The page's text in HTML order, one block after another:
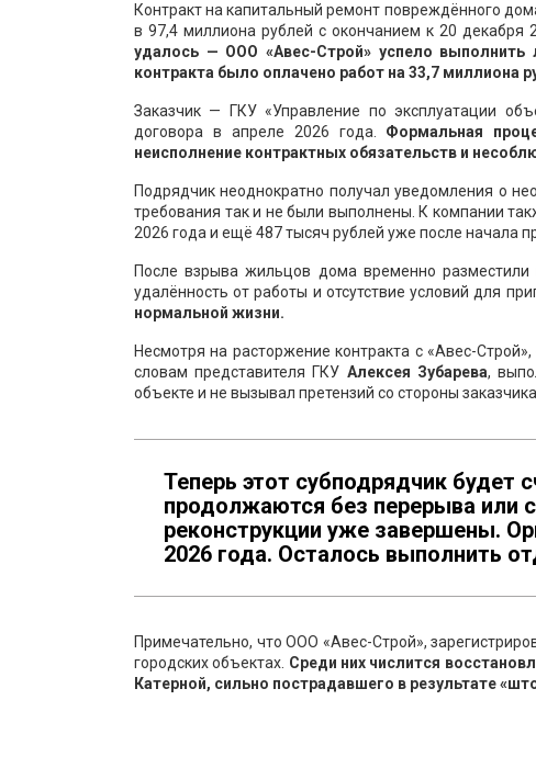
Контракт на капитальный ремонт повреждённого
в 97,4 миллиона рублей с окончанием к 20 декабря
удалось — ООО «Авес-Строй» успело
контракта было оплачено работ на 33,7 миллиона
Заказчик — ГКУ «Управление по эксплуатации
договора в апреле 2026 года. Формальная
неисполнение контрактных обязательств и
Подрядчик неоднократно получал уведомления о
требования так и не были выполнены. К компании
2026 года и ещё 487 тысяч рублей уже после начала
После взрыва жильцов дома временно разместили
удалённость от работы и отсутствие условий для
нормальной жизни.
Несмотря на расторжение контракта с «Авес-
словам представителя ГКУ Алексея Зубарева,
объекте и не вызывал претензий со стороны заказчика.
Теперь этот субподрядчик
продолжаются без перерыва или
реконструкции уже завершены.
2026 года. Осталось выполнить
Примечательно, что ООО «Авес-Строй»,
городских объектах. Среди них числится
Катерной, сильно пострадавшего в результате